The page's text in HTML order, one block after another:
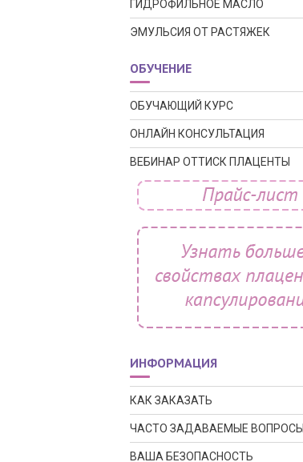
ГИДРОФИЛЬНОЕ МАСЛО
ЭМУЛЬСИЯ ОТ РАСТЯЖЕК
ОБУЧЕНИЕ
ОБУЧАЮЩИЙ КУРС
ОНЛАЙН КОНСУЛЬТАЦИЯ
ВЕБИНАР ОТТИСК ПЛАЦЕНТЫ
ИНФОРМАЦИЯ
КАК ЗАКАЗАТЬ
ЧАСТО ЗАДАВАЕМЫЕ ВОПРОСЫ
ВАША БЕЗОПАСНОСТЬ